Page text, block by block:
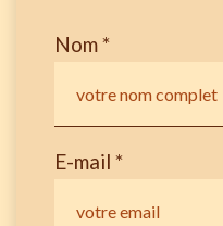
Nom *
E-mail *